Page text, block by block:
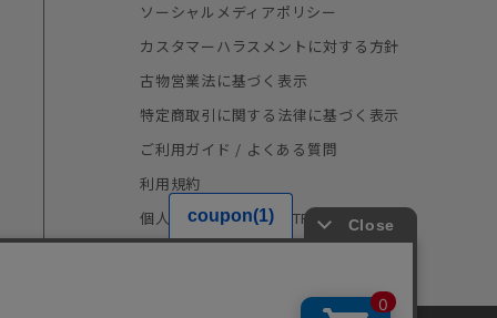
ソーシャルメディアポリシー
カスタマーハラスメントに対する方針
古物営業法に基づく表示
特定商取引に関する法律に基づく表示
ご利用ガイド / よくある質問
利用規約
個人情報の取り扱い（TRUSTe）